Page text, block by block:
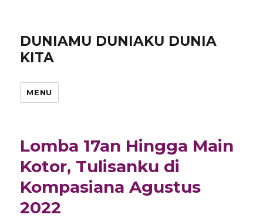
DUNIAMU DUNIAKU DUNIA
KITA
MENU
Lomba 17an Hingga Main
Kotor, Tulisanku di
Kompasiana Agustus
2022